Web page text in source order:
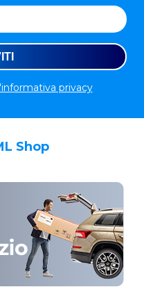
privacy
Shop